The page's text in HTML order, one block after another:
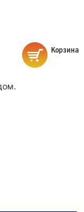
Корзина